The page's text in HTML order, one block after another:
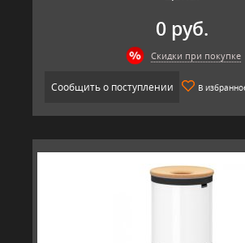
0 руб.
Скидки при покупке
Сообщить о поступлении В